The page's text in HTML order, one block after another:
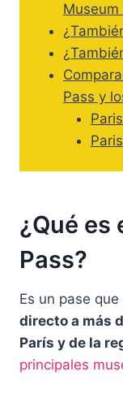
Museum
Pass y
¿Qué es
Pass?
Es un pase que
directo a más
París y de la
principales